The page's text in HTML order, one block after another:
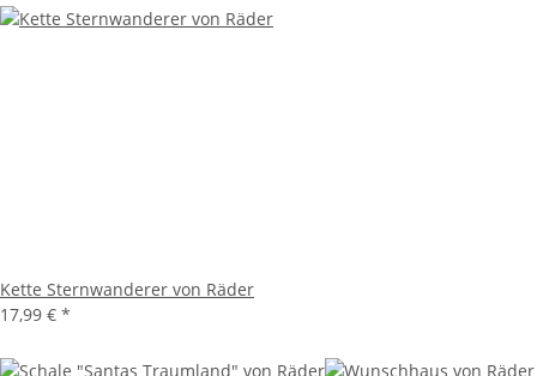
Kette Sternwanderer von Räder
17,99 € *